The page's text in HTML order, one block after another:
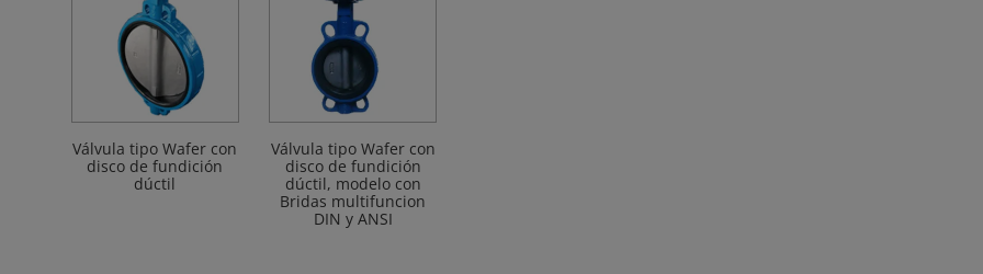
Válvula tipo Wafer con
disco de fundición
dúctil
Válvula tipo Wafer con
disco de fundición
dúctil, modelo con
Bridas multifuncion
DIN y ANSI